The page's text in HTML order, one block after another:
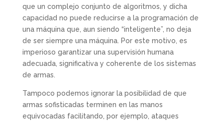
que un complejo conjunto de algoritmos, y dicha
capacidad no puede reducirse a la programación de
una máquina que, aun siendo “inteligente”, no deja
de ser siempre una máquina. Por este motivo, es
imperioso garantizar una supervisión humana
adecuada, significativa y coherente de los sistemas
de armas.
Tampoco podemos ignorar la posibilidad de que
armas sofisticadas terminen en las manos
equivocadas facilitando, por ejemplo, ataques